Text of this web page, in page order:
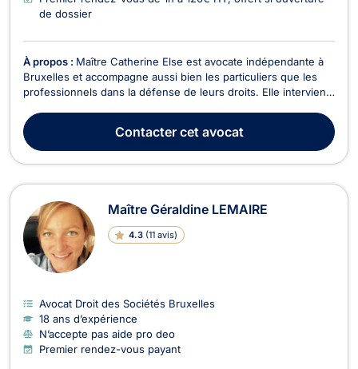
de dossier
À propos : Maître Catherine Else est avocate indépendante à
Bruxelles et accompagne aussi bien les particuliers que les
professionnels dans la défense de leurs droits. Elle intervient
accompagnement juridique personnalisé, clair et efficace à
chaque étape de la procédure. Son ...
Contactercet avocat
Maître Géraldine LEMAIRE
4.3 (11 avis)
Avocat Droit des Sociétés Bruxelles
18 ans d’expérience
N’accepte pas aide pro deo
Premier rendez-vous payant